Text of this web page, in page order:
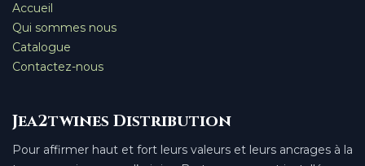
Accueil
Qui sommes nous
Catalogue
Contactez-nous
Jea2twines Distribution
Pour affirmer haut et fort leurs valeurs et leurs ancrages à la